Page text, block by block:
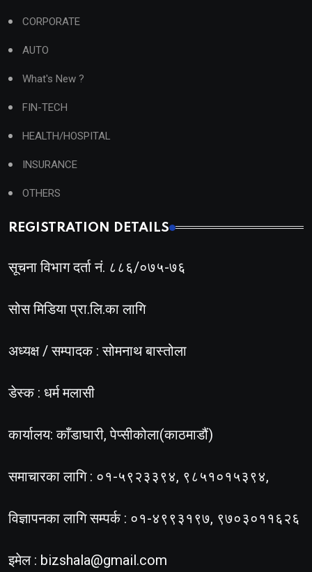
CORPORATE
AUTO
What's New ?
FIN-TECH
HEALTH/HOSPITAL
INSURANCE
OTHERS
REGISTRATION DETAILS
सूचना विभाग दर्ता नं. ८८६/०७५-७६
सोस मिडिया प्रा.लि.का लागि
अध्यक्ष / सम्पादक : सोमनाथ बास्तोला
डेस्क : धर्म मलासी
कार्यालय: काँडाघारी, पेप्सीकोला(काठमाडौं)
समाचारका लागि : ०१-५९२३३९४, ९८५१०१५३९४,
विज्ञापनका लागि सम्पर्क : ०१-४९९३१९७, ९७०३०११६२६
इमेल : bizshala@gmail.com